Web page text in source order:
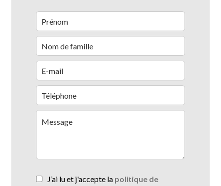
J’ai lu et j'accepte la politique de